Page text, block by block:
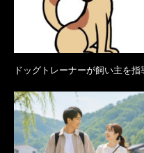
ドッグトレーナーが飼い主を